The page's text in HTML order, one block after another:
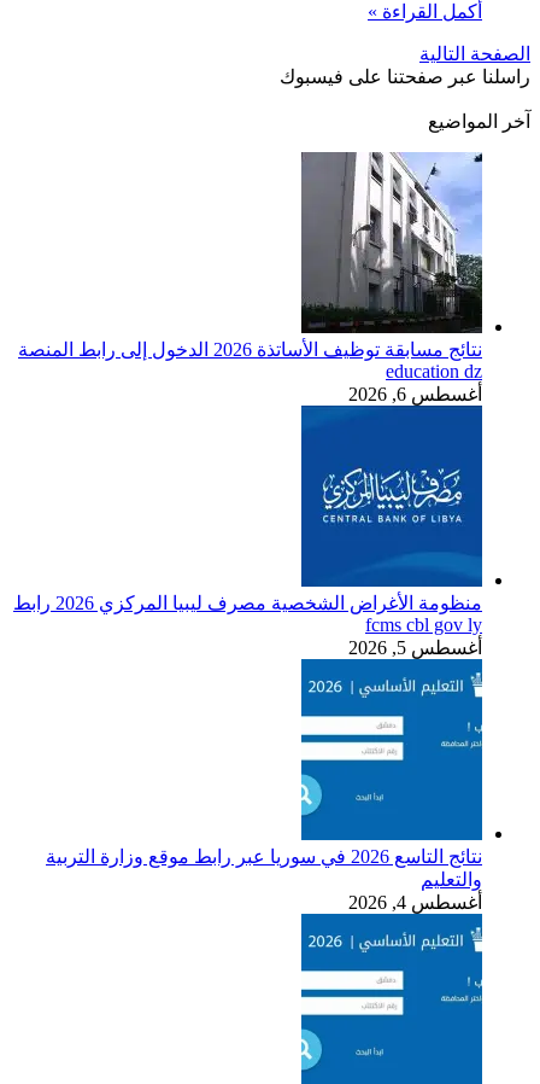
أكمل القراءة »
الصفحة التالية
راسلنا عبر صفحتنا على فيسبوك
آخر المواضيع
نتائج مسابقة توظيف الأساتذة 2026 الدخول إلى رابط المنصة
education dz
أغسطس 6, 2026
منظومة الأغراض الشخصية مصرف ليبيا المركزي 2026 رابط
fcms cbl gov ly
أغسطس 5, 2026
نتائج التاسع 2026 في سوريا عبر رابط موقع وزارة التربية
والتعليم
أغسطس 4, 2026